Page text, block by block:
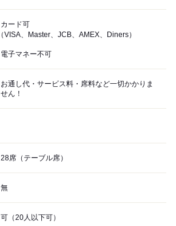
カード可
（VISA、Master、JCB、AMEX、Diners）
電子マネー不可
お通し代・サービス料・席料など一切かかりま
せん！
28席（テーブル席）
無
可（20人以下可）